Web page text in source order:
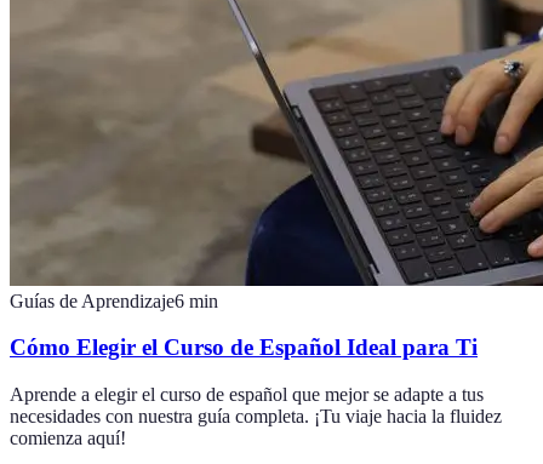
Guías de Aprendizaje6 min
Cómo Elegir el Curso de Español Ideal para Ti
Aprende a elegir el curso de español que mejor se adapte a tus
necesidades con nuestra guía completa. ¡Tu viaje hacia la fluidez
comienza aquí!